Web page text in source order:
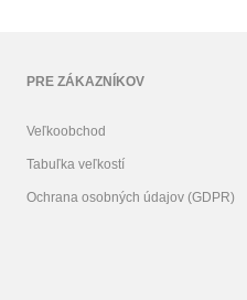
PRE ZÁKAZNÍKOV
Veľkoobchod
Tabuľka veľkostí
Ochrana osobných údajov (GDPR)